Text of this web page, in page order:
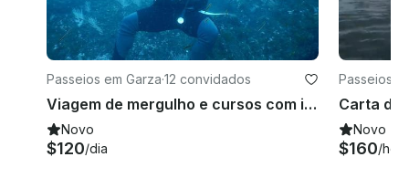
Passeios em Garza·12 convidados
Viagem de mergulho e cursos com instrutores certificados oferecidos em Guanacaste, Costa
Novo
$120/dia
Passeios
o
Novo
$160/hora